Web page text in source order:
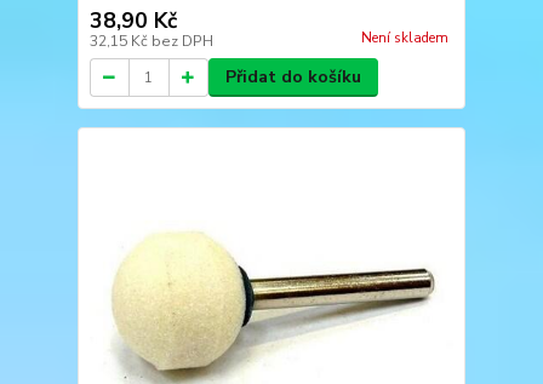
38,90 Kč
32,15 Kč bez DPH Není skladem
Přidat do košíku